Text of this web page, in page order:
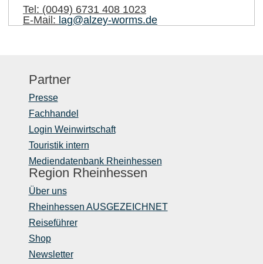
Tel: (0049) 6731 408 1023
E-Mail: lag@alzey-worms.de
Partner
Presse
Fachhandel
Login Weinwirtschaft
Touristik intern
Mediendatenbank Rheinhessen
Region Rheinhessen
Über uns
Rheinhessen AUSGEZEICHNET
Reiseführer
Shop
Newsletter